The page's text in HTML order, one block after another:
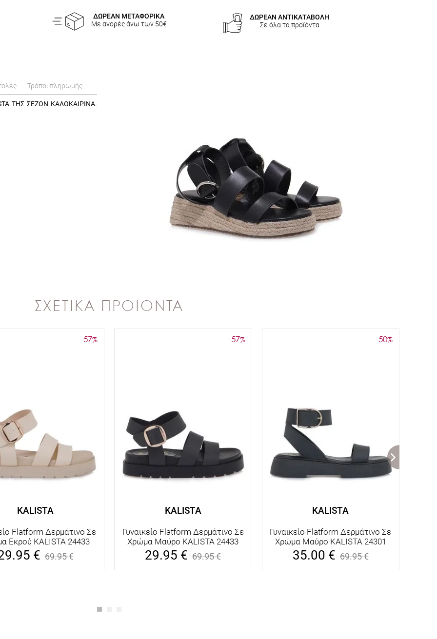
ΔΩΡΕΑΝ ΜΕΤΑΦΟΡΙΚΑ
Με αγορές άνω των 50€
ΔΩΡΕΑΝ ΑΝΤΙΚΑΤΑΒΟΛΗ
Σε όλα τα προϊόντα
Τρόποι πληρωμής
ΤΗΣ ΣΕΖΟΝ ΚΑΛΟΚΑΙΡΙΝΑ.
ΣΧΕΤΙΚΑ ΠΡΟΙΟΝΤΑ
-57%
KALISTA
Flatform Δερμάτινο Σε
Εκρού KALISTA 24433
€ 69.95€
-57%
KALISTA
Γυναικείο Flatform Δερμάτινο Σε
Χρώμα Μαύρο KALISTA 24433
29.95 € 69.95€
-50%
KALISTA
Γυναικείο Flatform Δερμάτινο Σε
Χρώμα Μαύρο KALISTA 24301
35.00 € 69.95€